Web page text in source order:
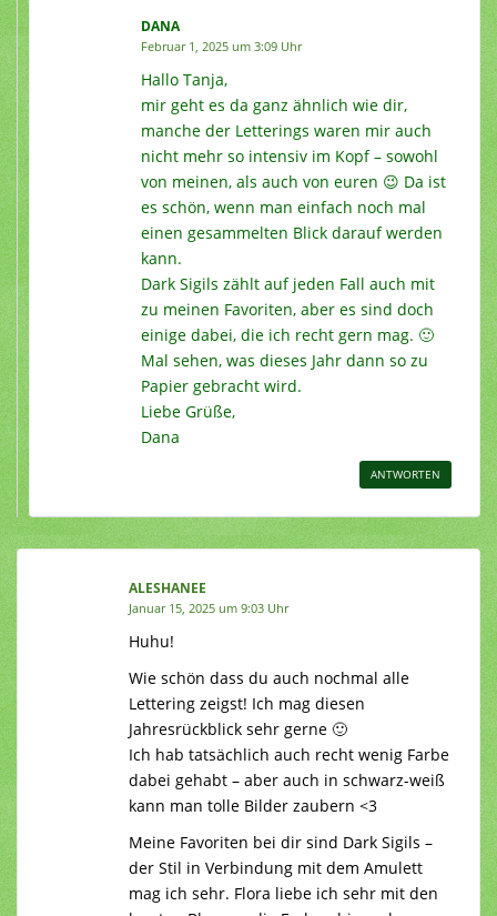
DANA
Februar 1, 2025 um 3:09 Uhr
Hallo Tanja,
mir geht es da ganz ähnlich wie dir,
manche der Letterings waren mir auch
nicht mehr so intensiv im Kopf – sowohl
von meinen, als auch von euren 😉 Da ist
es schön, wenn man einfach noch mal
einen gesammelten Blick darauf werden
kann.
Dark Sigils zählt auf jeden Fall auch mit
zu meinen Favoriten, aber es sind doch
einige dabei, die ich recht gern mag. 🙂
Mal sehen, was dieses Jahr dann so zu
Papier gebracht wird.
Liebe Grüße,
Dana
ANTWORTEN
ALESHANEE
Januar 15, 2025 um 9:03 Uhr
Huhu!
Wie schön dass du auch nochmal alle
Lettering zeigst! Ich mag diesen
Jahresrückblick sehr gerne 🙂
Ich hab tatsächlich auch recht wenig Farbe
dabei gehabt – aber auch in schwarz-weiß
kann man tolle Bilder zaubern <3
Meine Favoriten bei dir sind Dark Sigils –
der Stil in Verbindung mit dem Amulett
mag ich sehr. Flora liebe ich sehr mit den